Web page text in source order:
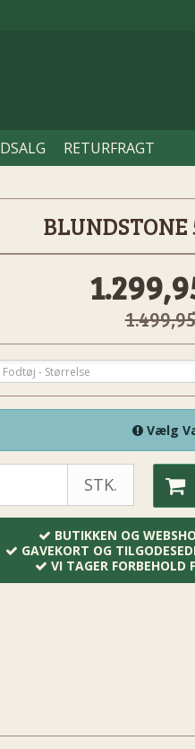
RETURFRAGT
BLUNDSTONE
- Størrelse
Vælg
STK.
BUTIKKEN OG
GAVEKORT OG
VI TAGER FORBEHOLD